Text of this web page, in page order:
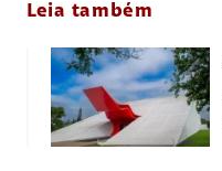
Leia também